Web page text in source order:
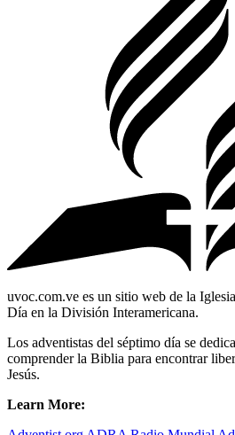
uvoc.com.ve es un sitio web de la
Día en la División Interamericana.
Los adventistas del séptimo día se
comprender la Biblia para encontrar
Jesús.
Learn More: